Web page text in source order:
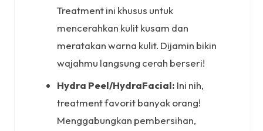
Treatment ini khusus untuk
mencerahkan kulit kusam dan
meratakan warna kulit. Dijamin bikin
wajahmu langsung cerah berseri!
Hydra Peel/HydraFacial: Ini nih,
treatment favorit banyak orang!
Menggabungkan pembersihan,